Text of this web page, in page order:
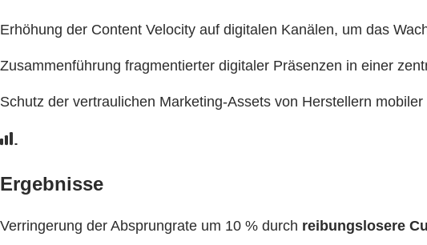
Erhöhung der Content Velocity auf digitalen Kanälen, um das
Zusammenführung fragmentierter digitaler Präsenzen in einer
Schutz der vertraulichen Marketing-Assets von Herstellern mobiler
Ergebnisse
Verringerung der Absprungrate um 10 % durch reibungslosere